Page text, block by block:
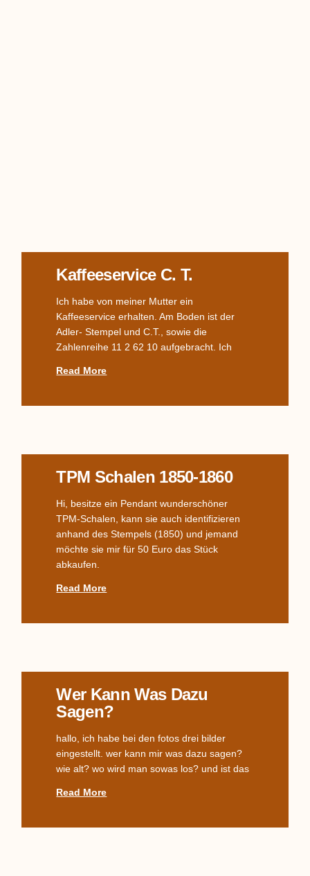
Kaffeeservice C. T.
Ich habe von meiner Mutter ein
Kaffeeservice erhalten. Am Boden ist der
Adler- Stempel und C.T., sowie die
Zahlenreihe 11 2 62 10 aufgebracht. Ich
Read More
TPM Schalen 1850-1860
Hi, besitze ein Pendant wunderschöner
TPM-Schalen, kann sie auch identifizieren
anhand des Stempels (1850) und jemand
möchte sie mir für 50 Euro das Stück
abkaufen.
Read More
Wer Kann Was Dazu
Sagen?
hallo, ich habe bei den fotos drei bilder
eingestellt. wer kann mir was dazu sagen?
wie alt? wo wird man sowas los? und ist das
Read More